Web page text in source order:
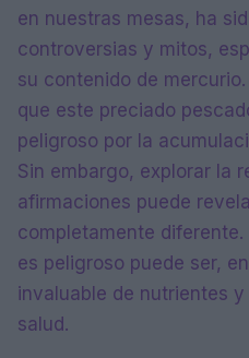
en nuestras mesas, ha
controversias y mitos,
su contenido de
que este preciado
peligroso por la
Sin embargo, explorar la
afirmaciones puede
completamente
es peligroso puede ser,
invaluable de nutrientes
salud.